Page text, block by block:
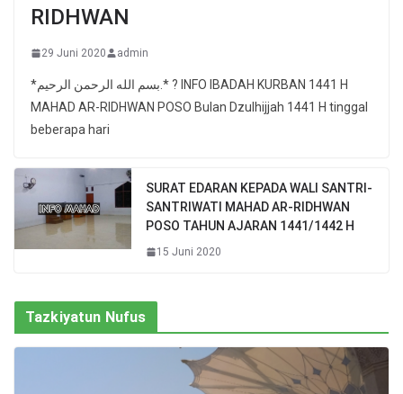
RIDHWAN
29 Juni 2020 admin
*بسم الله الرحمن الرحيم.* ? INFO IBADAH KURBAN 1441 H
MAHAD AR-RIDHWAN POSO Bulan Dzulhijjah 1441 H tinggal
beberapa hari
SURAT EDARAN KEPADA WALI SANTRI-
SANTRIWATI MAHAD AR-RIDHWAN
POSO TAHUN AJARAN 1441/1442 H
15 Juni 2020
Tazkiyatun Nufus